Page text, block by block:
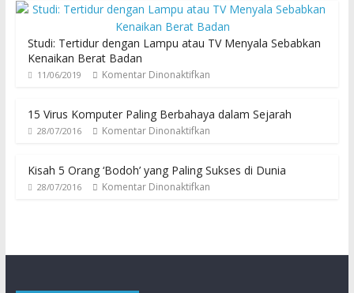
Studi: Tertidur dengan Lampu atau TV Menyala Sebabkan
Kenaikan Berat Badan
11/06/2019 Komentar Dinonaktifkan
15 Virus Komputer Paling Berbahaya dalam Sejarah
28/07/2016 Komentar Dinonaktifkan
Kisah 5 Orang ‘Bodoh’ yang Paling Sukses di Dunia
28/07/2016 Komentar Dinonaktifkan